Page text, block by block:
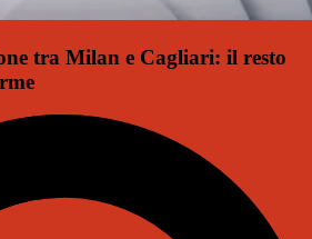
tra Milan e Cagliari: il resto